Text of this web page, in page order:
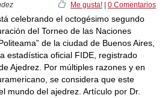
Me gusta! 0 Comentarios
celebrando el octogésimo segundo
del Torneo de las Naciones
de la ciudad de Buenos Aires,
estadística oficial FIDE, registrado
Ajedrez. Por múltiples razones y en
se considera que este
mundo del ajedrez. Artículo por Dr.